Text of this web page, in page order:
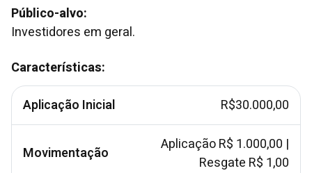
Público-alvo:
Investidores em geral.
Características:
Aplicação Inicial
R$30.000,00
Movimentação
Aplicação R$ 1.000,00 |
Resgate R$ 1,00